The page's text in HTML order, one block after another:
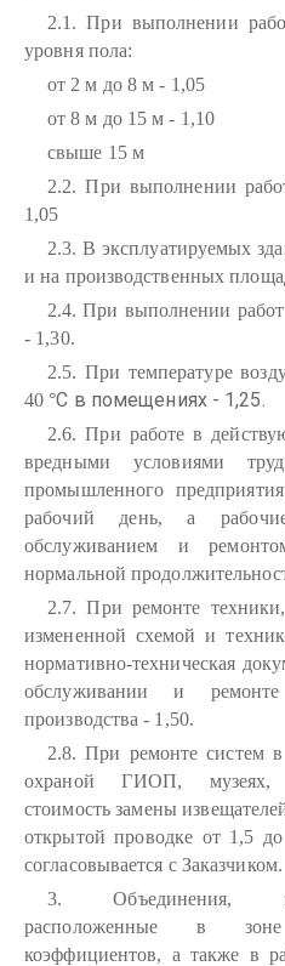
2.1. При выполнении
уровня пола:
от 2 м до 8 м - 1,05
от 8 м до 15 м - 1,10
свыше 15 м
2.2. При выполнении
1,05
2.3. В эксплуатируемых
и на производственных
2.4. При выполнении
- 1,30.
2.5. При температуре
40 °С в помещениях - 1,25.
2.6. При работе в
вредными условиями
промышленного
рабочий день, а
обслуживанием и
нормальной
2.7. При ремонте
измененной схемой и
нормативно-техническая
обслуживании и
производства - 1,50.
2.8. При ремонте систем
охраной ГИОП, музеях,
стоимость замены
открытой проводке от 1,5
согласовывается с Заказчиком.
3. Объединения,
расположенные в
коэффициентов, а также в